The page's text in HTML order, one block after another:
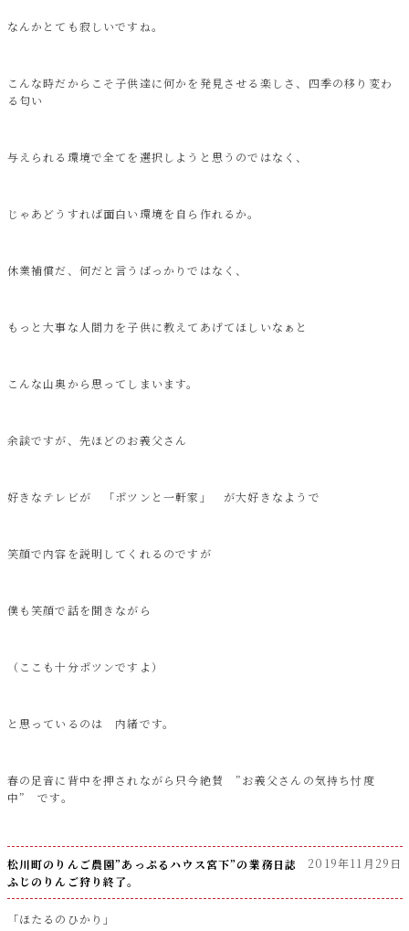
なんかとても寂しいですね。
こんな時だからこそ子供達に何かを発見させる楽しさ、四季の移り変わ
る匂い
与えられる環境で全てを選択しようと思うのではなく、
じゃあどうすれば面白い環境を自ら作れるか。
休業補償だ、何だと言うばっかりではなく、
もっと大事な人間力を子供に教えてあげてほしいなぁと
こんな山奥から思ってしまいます。
余談ですが、先ほどのお義父さん
好きなテレビが 「ポツンと一軒家」 が大好きなようで
笑顔で内容を説明してくれるのですが
僕も笑顔で話を聞きながら
（ここも十分ポツンですよ）
と思っているのは 内緒です。
春の足音に背中を押されながら只今絶賛 ”お義父さんの気持ち忖度
中” です。
松川町のりんご農園”あっぷるハウス宮下”の業務日誌
ふじのりんご狩り終了。
2019年11月29日
「ほたるのひかり」